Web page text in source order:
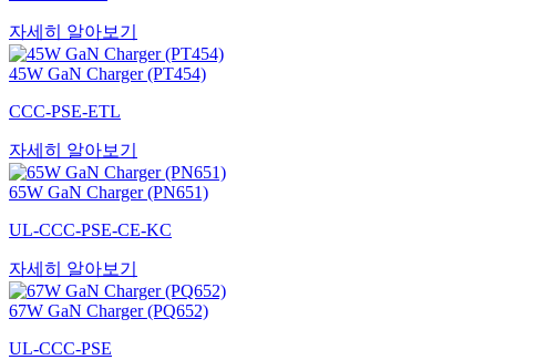
자세히 알아보기
45W GaN Charger (PT454)
CCC-PSE-ETL
자세히 알아보기
65W GaN Charger (PN651)
UL-CCC-PSE-CE-KC
자세히 알아보기
67W GaN Charger (PQ652)
UL-CCC-PSE